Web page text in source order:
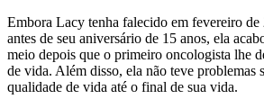
Embora Lacy tenha falecido em fevereiro de
antes de seu aniversário de 15 anos, ela
meio depois que o primeiro oncologista lhe
de vida. Além disso, ela não teve problemas
qualidade de vida até o final de sua vida.